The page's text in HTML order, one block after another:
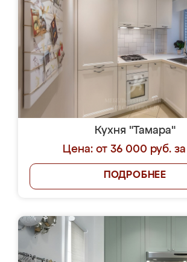
Кухня "Тамара"
Цена: от 36 000 руб.
ПОДРОБНЕЕ